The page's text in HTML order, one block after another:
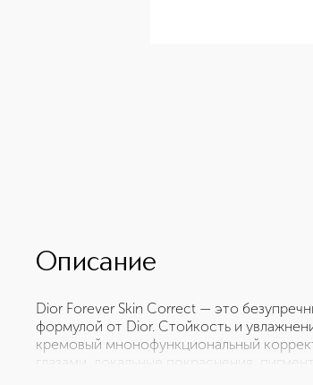
Описание
Dior Forever Skin Correct — это
формулой от Dior. Стойкость и
кремовый мнонофункциональный
глазами, локальные покраснения,